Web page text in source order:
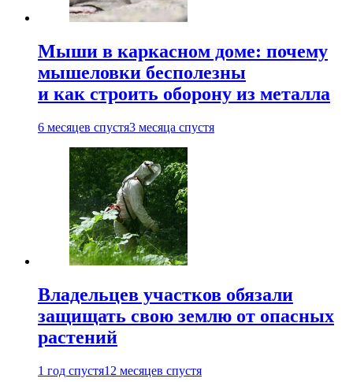
Мыши в каркасном доме: почему
мышеловки бесполезны
и как строить оборону из металла
6 месяцев спустя3 месяца спустя
Владельцев участков обязали
защищать свою землю от опасных
растений
1 год спустя12 месяцев спустя